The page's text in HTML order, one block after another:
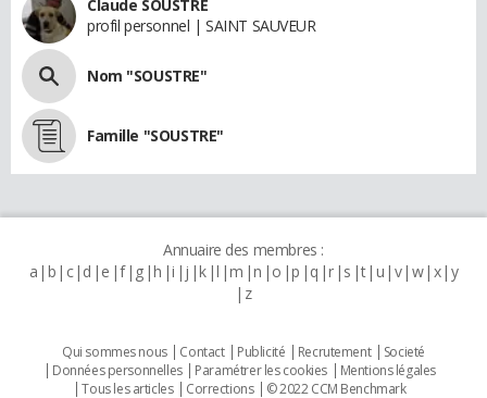
Claude SOUSTRE
profil personnel | SAINT SAUVEUR
Nom "SOUSTRE"
Famille "SOUSTRE"
Annuaire des membres :
a b c d e f g h i j k l m n o p q r s t u v w x y
z
Qui sommes nous Contact Publicité Recrutement
Societé
Données personnelles
Paramétrer les cookies
Mentions légales
Tous les articles
Corrections © 2022 CCM Benchmark